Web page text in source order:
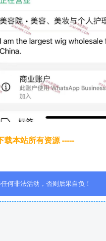
载本站所有资源 -----
何非法活动，否则后果自负！